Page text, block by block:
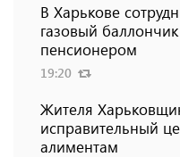
В Харькове
газовый
пенсионером
19:20
Жителя
исправительный
алиментам